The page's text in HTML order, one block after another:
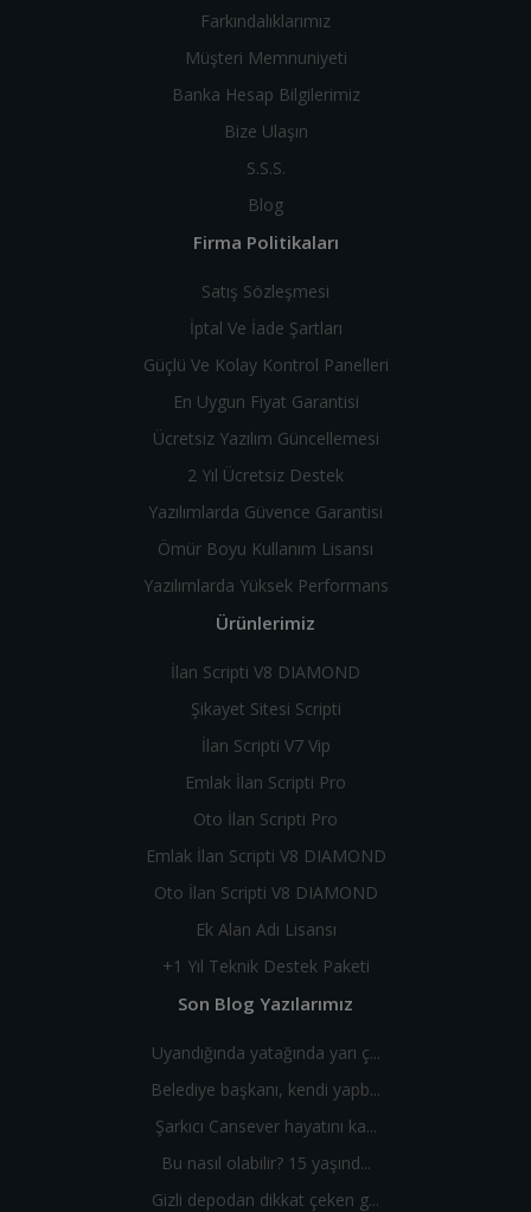
Farkındalıklarımız
Müşteri Memnuniyeti
Banka Hesap Bilgilerimiz
Bize Ulaşın
S.S.S.
Blog
Firma Politikaları
Satış Sözleşmesi
İptal Ve İade Şartları
Güçlü Ve Kolay Kontrol Panelleri
En Uygun Fiyat Garantisi
Ücretsiz Yazılım Güncellemesi
2 Yıl Ücretsiz Destek
Yazılımlarda Güvence Garantisi
Ömür Boyu Kullanım Lisansı
Yazılımlarda Yüksek Performans
Ürünlerimiz
İlan Scripti V8 DIAMOND
Şikayet Sitesi Scripti
İlan Scripti V7 Vip
Emlak İlan Scripti Pro
Oto İlan Scripti Pro
Emlak İlan Scripti V8 DIAMOND
Oto İlan Scripti V8 DIAMOND
Ek Alan Adı Lisansı
+1 Yıl Teknik Destek Paketi
Son Blog Yazılarımız
Uyandığında yatağında yarı ç...
Belediye başkanı, kendi yapb...
Şarkıcı Cansever hayatını ka...
Bu nasıl olabilir? 15 yaşınd...
Gizli depodan dikkat çeken g...